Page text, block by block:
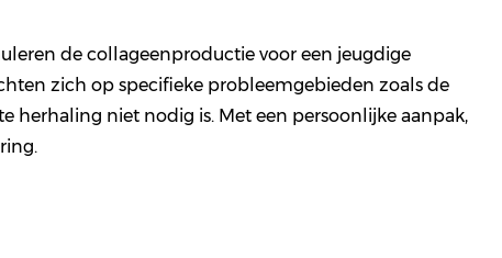
de collageenproductie voor een jeugdige
zich op specifieke probleemgebieden zoals de
herhaling niet nodig is. Met een persoonlijke aanpak,